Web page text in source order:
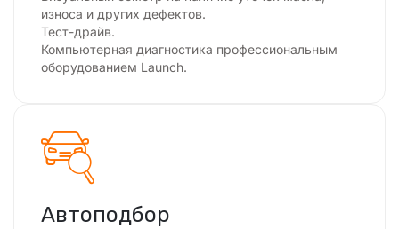
износа и других дефектов.
Тест-драйв.
Компьютерная диагностика профессиональным
оборудованием Launch.
Автоподбор